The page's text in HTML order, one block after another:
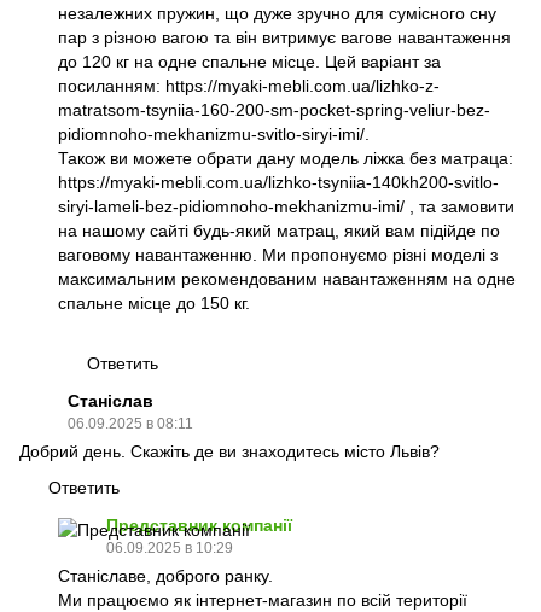
незалежних пружин, що дуже зручно для сумісного сну
пар з різною вагою та він витримує вагове навантаження
до 120 кг на одне спальне місце. Цей варіант за
посиланням: https://myaki-mebli.com.ua/lizhko-z-
matratsom-tsyniia-160-200-sm-pocket-spring-veliur-bez-
pidiomnoho-mekhanizmu-svitlo-siryi-imi/.
Також ви можете обрати дану модель ліжка без матраца:
https://myaki-mebli.com.ua/lizhko-tsyniia-140kh200-svitlo-
siryi-lameli-bez-pidiomnoho-mekhanizmu-imi/ , та замовити
на нашому сайті будь-який матрац, який вам підійде по
ваговому навантаженню. Ми пропонуємо різні моделі з
максимальним рекомендованим навантаженням на одне
спальне місце до 150 кг.
Ответить
Станіслав
06.09.2025 в 08:11
Добрий день. Скажіть де ви знаходитесь місто Львів?
Ответить
Представник компанії
06.09.2025 в 10:29
Станіславе, доброго ранку.
Ми працюємо як інтернет-магазин по всій території